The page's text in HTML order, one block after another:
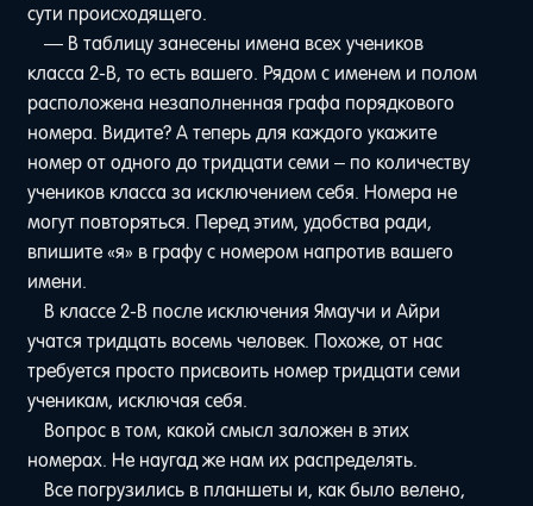
сути происходящего.
— В таблицу занесены имена всех учеников
класса 2-B, то есть вашего. Рядом с именем и полом
расположена незаполненная графа порядкового
номера. Видите? А теперь для каждого укажите
номер от одного до тридцати семи – по количеству
учеников класса за исключением себя. Номера не
могут повторяться. Перед этим, удобства ради,
впишите «я» в графу с номером напротив вашего
имени.
В классе 2-B после исключения Ямаучи и Айри
учатся тридцать восемь человек. Похоже, от нас
требуется просто присвоить номер тридцати семи
ученикам, исключая себя.
Вопрос в том, какой смысл заложен в этих
номерах. Не наугад же нам их распределять.
Все погрузились в планшеты и, как было велено,